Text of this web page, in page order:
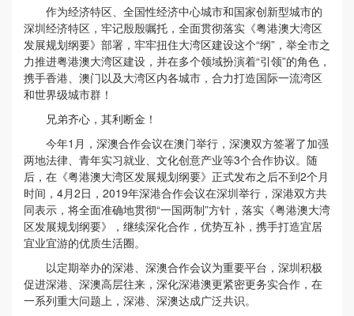
作为经济特区、全国性经济中心城市和国家创新型城市的
深圳经济特区，牢记殷殷嘱托，全面贯彻落实《粤港澳大湾区
发展规划纲要》部署，牢牢扭住大湾区建设这个“纲”，举全市之
力推进粤港澳大湾区建设，并在多个领域扮演着“引领”的角色，
携手香港、澳门以及大湾区内各城市，合力打造国际一流湾区
和世界级城市群！
兄弟齐心，其利断金！
今年1月，深澳合作会议在澳门举行，深澳双方签署了加强
两地法律、青年实习就业、文化创意产业等3个合作协议。随
后，在《粤港澳大湾区发展规划纲要》正式发布之后不到2个月
时间，4月2日，2019年深港合作会议在深圳举行，深港双方共
同表示，将全面准确地贯彻“一国两制”方针，落实《粤港澳大湾
区发展规划纲要》，继续深化合作，优势互补，携手打造宜居
宜业宜游的优质生活圈。
以定期举办的深港、深澳合作会议为重要平台，深圳积极
促进深港、深澳高层往来，深化深港澳更紧密更务实合作，在
一系列重大问题上，深港、深澳达成广泛共识。